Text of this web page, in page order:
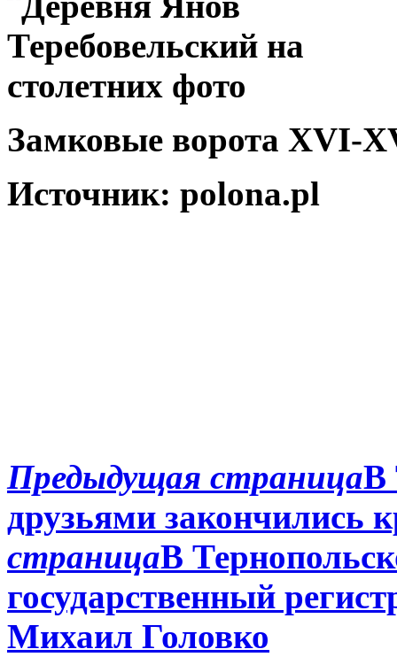
Замковые ворота XVI-
Источник: polona.pl
Предыдущая страницаВ
друзьями закончились
страницаВ
государственный
Михаил Головко